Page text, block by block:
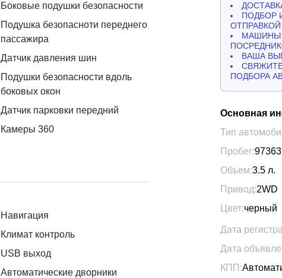
Боковые подушки безопасности
Подушка безопасноти переднего
пассажира
Датчик давления шин
Подушки безопасности вдоль
боковых окон
Датчик парковки передний
Камеры 360
Навигация
Климат контроль
USB выход
Автоматические дворники
ПОДБОР
ОТПРАВКОЙ
МАШИНЫ
ВАША
ПОДБОРА
Основная
Тип
Пробег:97363
Объем:3.5 л.
Привод:2WD
Цвет:черный
Дата
Дата
КПП: